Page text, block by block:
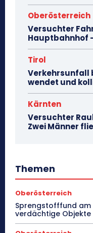
Oberösterreich
Versuchter
Hauptbahnhof
Tirol
Verkehrsunfall
wendet und
Kärnten
Versuchter
Zwei Männer
Themen
Oberösterreich
Sprengstofffund am
verdächtige Objekte